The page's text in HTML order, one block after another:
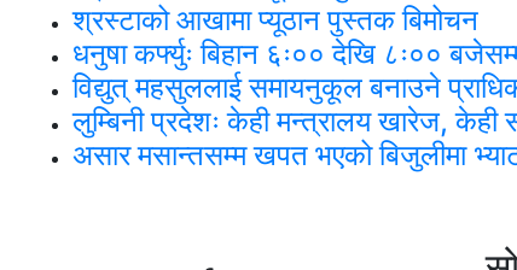
श्रस्टाको आखामा प्यूठान पुस्तक बिमोचन
धनुषा कर्फ्युः बिहान ६ः०० देखि ८ः००
विद्युत् महसुललाई समायनुकूल बनाउने
लुम्बिनी प्रदेशः केही मन्त्रालय खारेज, केही
असार मसान्तसम्म खपत भएको बिजुलीमा